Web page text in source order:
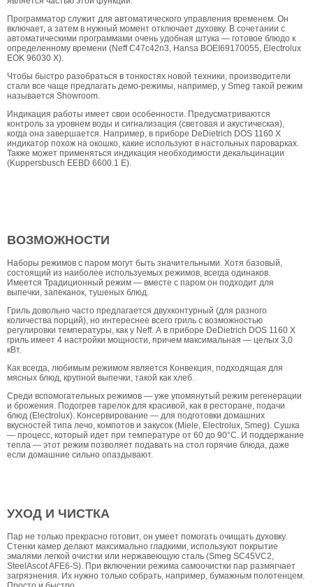
Программатор служит для автоматического управления временем. Он
включает, а затем в нужный момент отключает духовку. В сочетании с
автоматическими программами очень удобная штука — готовое блюдо к
определенному времени (Neff C47c42n3, Hansa BOEI69170055, Electrolux
EOK 96030 X).
Чтобы быстро разобраться в тонкостях новой техники, производители
стали все чаще предлагать демо-режимы, например, у Smeg такой режим
называется Showroom.
Индикация работы имеет свои особенности. Предусматриваются
контроль за уровнем воды и сигнализация (световая и акустическая),
когда она завершается. Например, в приборе DeDietrich DOS 1160 X
индикатор похож на окошко, какие используют в настольных пароварках.
Также может применяться индикация необходимости декальцинации
(Kuppersbusch EEBD 6600.1 E).
ВОЗМОЖНОСТИ
Наборы режимов с паром могут быть значительными. Хотя базовый,
состоящий из наиболее используемых режимов, всегда одинаков.
Имеется Традиционный режим — вместе с паром он подходит для
выпечки, запеканок, тушеных блюд.
Гриль довольно часто предлагается двухконтурный (для разного
количества порций), но интереснее всего гриль с возможностью
регулировки температуры, как у Neff. А в приборе DeDietrich DOS 1160 X
гриль имеет 4 настройки мощности, причем максимальная — целых 3,0
кВт.
Как всегда, любимым режимом является Конвекция, подходящая для
мясных блюд, крупной выпечки, такой как хлеб.
Среди вспомогательных режимов — уже упомянутый режим регенерации
и брожения. Подогрев тарелок для красивой, как в ресторане, подачи
блюд (Electrolux). Консервирование — для подготовки домашних
вкусностей типа лечо, компотов и закусок (Miele, Electrolux, Smeg). Сушка
— процесс, который идет при температуре от 60 до 90°С. И поддержание
тепла — этот режим позволяет подавать на стол горячие блюда, даже
если домашние сильно опаздывают.
УХОД И ЧИСТКА
Пар не только прекрасно готовит, он умеет помогать очищать духовку.
Стенки камер делают максимально гладкими, используют покрытие
эмалями легкой очистки или нержавеющую сталь (Smeg SC45VC2,
SteelAscot AFE6-S). При включении режима самоочистки пар размягчает
загрязнения. Их нужно только собрать, например, бумажным полотенцем.